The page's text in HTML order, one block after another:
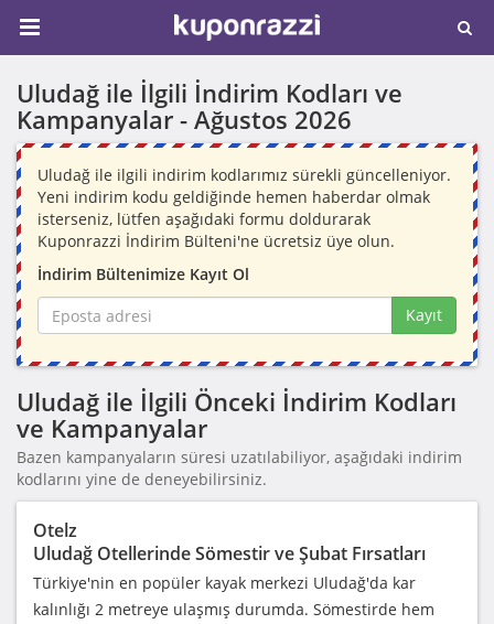
Uludağ ile İlgili İndirim Kodları ve
Kampanyalar - Ağustos 2026
Uludağ ile ilgili indirim kodlarımız sürekli güncelleniyor.
Yeni indirim kodu geldiğinde hemen haberdar olmak
isterseniz, lütfen aşağıdaki formu doldurarak
Kuponrazzi İndirim Bülteni'ne ücretsiz üye olun.
İndirim Bültenimize Kayıt Ol
Kayıt
Uludağ ile İlgili Önceki İndirim Kodları
ve Kampanyalar
Bazen kampanyaların süresi uzatılabiliyor, aşağıdaki indirim
kodlarını yine de deneyebilirsiniz.
Otelz
Uludağ Otellerinde Sömestir ve Şubat Fırsatları
Türkiye'nin en popüler kayak merkezi Uludağ'da kar
kalınlığı 2 metreye ulaşmış durumda. Sömestirde hem